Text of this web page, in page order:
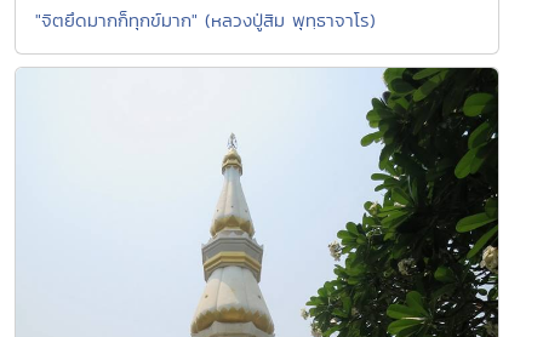
"จิตยึดมากก็ทุกข์มาก" (หลวงปู่สิม พุทฺธาจาโร)